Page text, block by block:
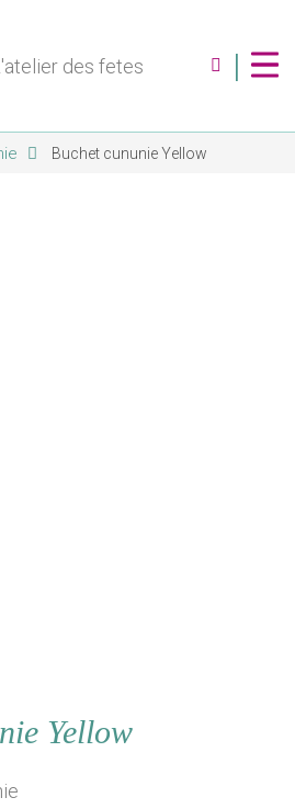
|
Despre NoiBuchet cununie Yellow
Yellow